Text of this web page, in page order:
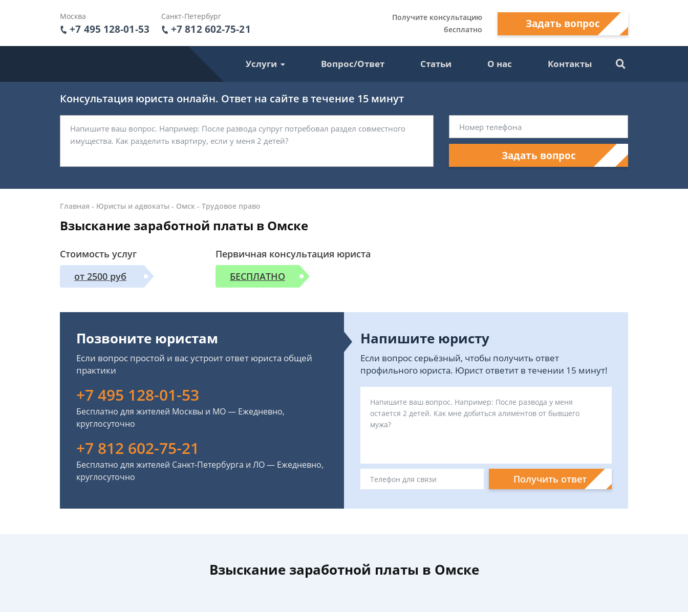
Москва
+7 495 128-01-53
Санкт-Петербург
+7 812 602-75-21
Получите консультацию
бесплатно
Задать вопрос
Услуги Вопрос/Ответ Статьи О нас Контакты
Консультация юриста онлайн. Ответ на сайте в течение 15 минут
Задать вопрос
Главная - Юристы и адвокаты - Омск - Трудовое право
Взыскание заработной платы в Омске
Стоимость услуг
от 2500 руб
Первичная консультация юриста
БЕСПЛАТНО
Позвоните юристам
Если вопрос простой и вас устроит ответ юриста общей
практики
+7 495 128-01-53
Бесплатно для жителей Москвы и МО — Ежедневно,
круглосуточно
+7 812 602-75-21
Бесплатно для жителей Санкт-Петербурга и ЛО — Ежедневно,
круглосуточно
Напишите юристу
Если вопрос серьёзный, чтобы получить ответ
профильного юриста. Юрист ответит в течении 15 минут!
Получить ответ
Взыскание заработной платы в Омске